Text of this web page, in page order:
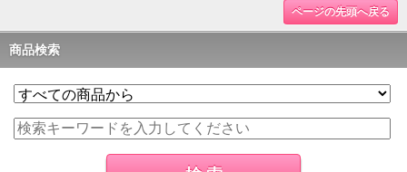
ページの先頭へ戻る
商品検索